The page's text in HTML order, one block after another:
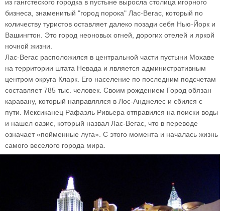
из гангстеского городка в пустыне выросла столица игорного
бизнеса, знаменитый "город порока" Лас-Вегас, который по
количеству туристов оставляет далеко позади себя Нью-Йорк и
Вашингтон. Это город неоновых огней, дорогих отелей и яркой
ночной жизни.
Лас-Вегас расположился в центральной части пустыни Мохаве
на территории штата Невада и является административным
центром округа Кларк. Его население по последним подсчетам
составляет 785 тыс. человек. Своим рождением Город обязан
каравану, который направлялся в Лос-Анджелес и сбился с
пути. Мексиканец Рафаэль Ривьера отправился на поиски воды
и нашел оазис, который назвал Лас-Вегас, что в переводе
означает «пойменные луга». С этого момента и началась жизнь
самого веселого города мира.